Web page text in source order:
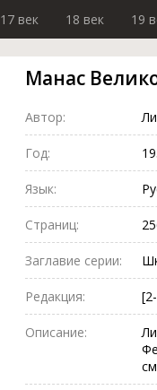
17 век 18 век 19
Манас
Автор:
Год:
Язык:
Страниц:
Заглавие серии:
Редакция:
Описание: